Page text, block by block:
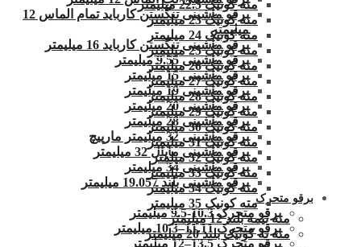
برقو ماشینی تنگستن کارباید تمام الماس 12
میلیمتر
برقو ماشینی تنگستن کارباید 16 میلیمتر
برقو ماشینی 9.55 میلیمتر
برقو ماشینی 15 میلیمتر
برقو ماشینی 19 میلیمتر
برقو ماشینی 20 میلیمتر
برقو ماشینی 28 میلیمتر
برقو ماشینی 32 میلیمتر مارپیچ
برقو ماشینی ماپال 32 میلیمتر
برقو ماشینی 34 میلیمتر
برقو ماشینی بلند 19.057 میلیمتر
برقو متحرک
برقو متحرک 10.3-9.5 میلیمتر
برقو متحرک 11.11–10.3 میلیمتر
برقو متحرک 13.5–12 میلیمتر
مته کونیک 22.5 میلیمتر
مته کونیک 23 میلیمتر
مته کونیک 24 میلیمتر
مته کونیک 25 میلیمتر
مته کونیک 26 میلیمتر
مته کونیک 27 میلیمتر
مته کونیک 28 میلیمتر
مته کونیک 29 میلیمتر
مته کونیک 30 میلیمتر
مته کونیک 31 میلیمتر
مته کونیک 32 میلمتر
مته کونیک 33 میلیمتر
مته کونیک 34 میلیمتر
مته کونیک 35 میلیمتر
مته نیمه بلند 12 میلیمتر
مته ته کونیک بلند 20 میلیمتر